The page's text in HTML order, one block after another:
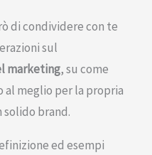
di condividere con te
sul
marketing, su come
al meglio per la propria
brand.
ed esempi